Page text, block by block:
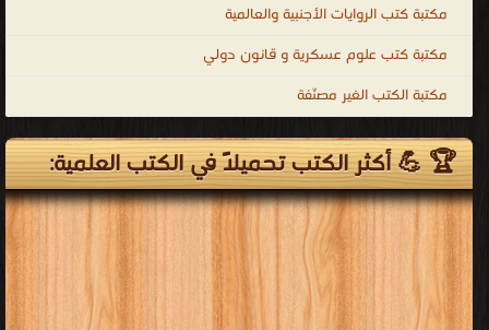
مكتبة كتب الروايات الأجنبية والعالمية
مكتبة كتب علوم عسكرية و قانون دولي
مكتبة الكتب الغير مصنّفة
🏆 💪 أكثر الكتب تحميلاً في الكتب العلمية: